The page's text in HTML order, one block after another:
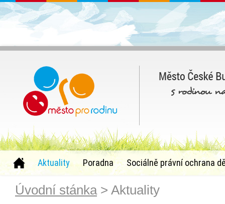
Aktuality Poradna Sociálně právní ochrana
Úvodní stánka> Aktuality